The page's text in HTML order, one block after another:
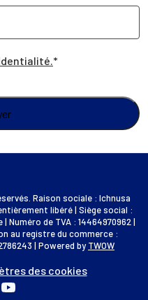
*
Raison sociale : Ichnusa
libéré | Siège social :
| Numéro de TVA : 14464970962 |
au registre du commerce :
| Powered byTWOW
des cookies